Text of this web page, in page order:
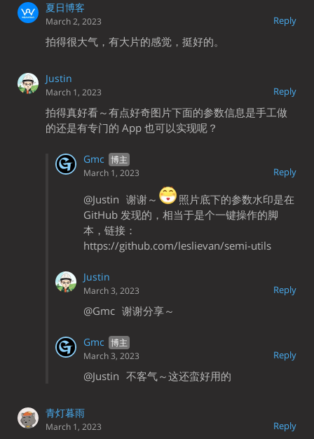
夏日博客
Reply
March 2, 2023
拍得很大气，有大片的感觉，挺好的。
Justin
Reply
March 1, 2023
拍得真好看～有点好奇图片下面的参数信息是手工做
的还是有专门的 App 也可以实现呢？
Gmc
Reply
March 1, 2023
@Justin 谢谢～
照片底下的参数水印是在
GitHub 发现的，相当于是个一键操作的脚
本，链接：
https://github.com/leslievan/semi-utils
Justin
Reply
March 3, 2023
@Gmc 谢谢分享～
Gmc
Reply
March 3, 2023
@Justin 不客气～这还蛮好用的
青灯暮雨
Reply
March 1, 2023